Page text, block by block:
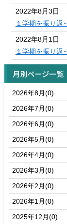
2022年8月3日
１学期を振り
2022年8月1日
１学期を振り
月別ページ一覧
2026年8月(0)
2026年7月(0)
2026年6月(0)
2026年5月(0)
2026年4月(0)
2026年3月(0)
2026年2月(0)
2026年1月(0)
2025年12月(0)